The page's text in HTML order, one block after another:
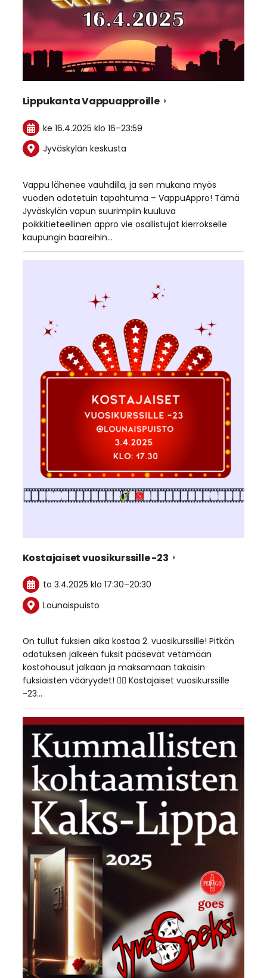
Lippukanta Vappuapproille
ke 16.4.2025klo 16–23:59
Jyväskylän keskusta
Vappu lähenee vauhdilla, ja sen mukana myös
vuoden odotetuin tapahtuma – VappuAppro! Tämä
Jyväskylän vapun suurimpiin kuuluva
poikkitieteellinen appro vie osallistujat kierrokselle
kaupungin baareihin…
Kostajaiset vuosikurssille -23
to 3.4.2025klo 17:30–20:30
Lounaispuisto
On tullut fuksien aika kostaa 2. vuosikurssille! Pitkän
odotuksen jälkeen fuksit pääsevät vetämään
kostohousut jalkaan ja maksamaan takaisin
fuksiaisten vääryydet! ✌🏻 Kostajaiset vuosikurssille
-23…